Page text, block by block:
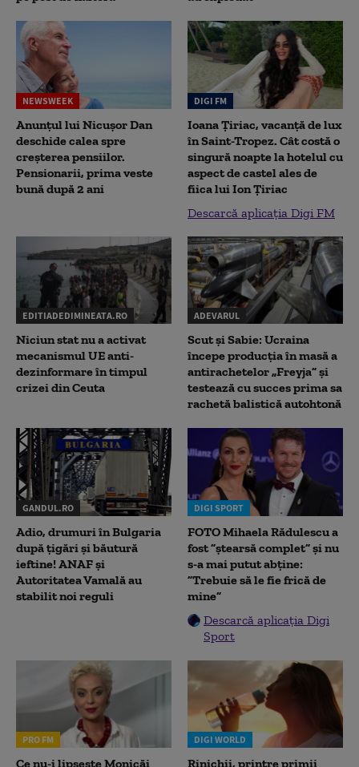
NEWSWEEK
Anunțul lui Nicușor Dan
deschide calea spre
creșterea pensiilor.
Pensionarii, prima veste
bună după 2 ani
DIGI FM
Ioana Țiriac, vacanță de lux
în Saint-Tropez. Cât costă o
singură noapte la hotelul cu
aspect de castel ales de
fiica lui Ion Țiriac
Descarcă aplicația Digi FM
EDITIADEDIMINEATA.RO
Niciun stat nu a activat
mecanismul UE anti-
dezinformare în timpul
crizei din Ceuta
ADEVARUL
Scut și Sabie: Ucraina
începe producția în masă a
antirachetelor „Freyja” și
testează cu succes prima sa
rachetă balistică autohtonă
GANDUL.RO
Adio, drumuri în Bulgaria
după țigări și băutură
ieftine! ANAF și
Autoritatea Vamală au
stabilit noi reguli
DIGI SPORT
FOTO Mihaela Rădulescu a
fost ”ștearsă complet” și nu
s-a mai putut abține:
”Trebuie să le fie frică de
mine”
Descarcă aplicația Digi
Sport
PRO FM
Ce nu-i lipsește Monicăi
DIGI WORLD
Rinichii, printre primii